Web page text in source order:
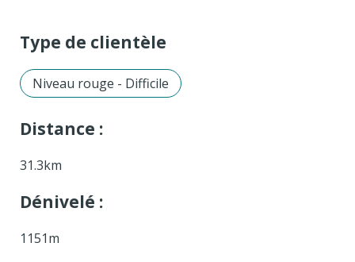
Type de clientèle
Niveau rouge - Difficile
Distance :
31.3km
Dénivelé :
1151m